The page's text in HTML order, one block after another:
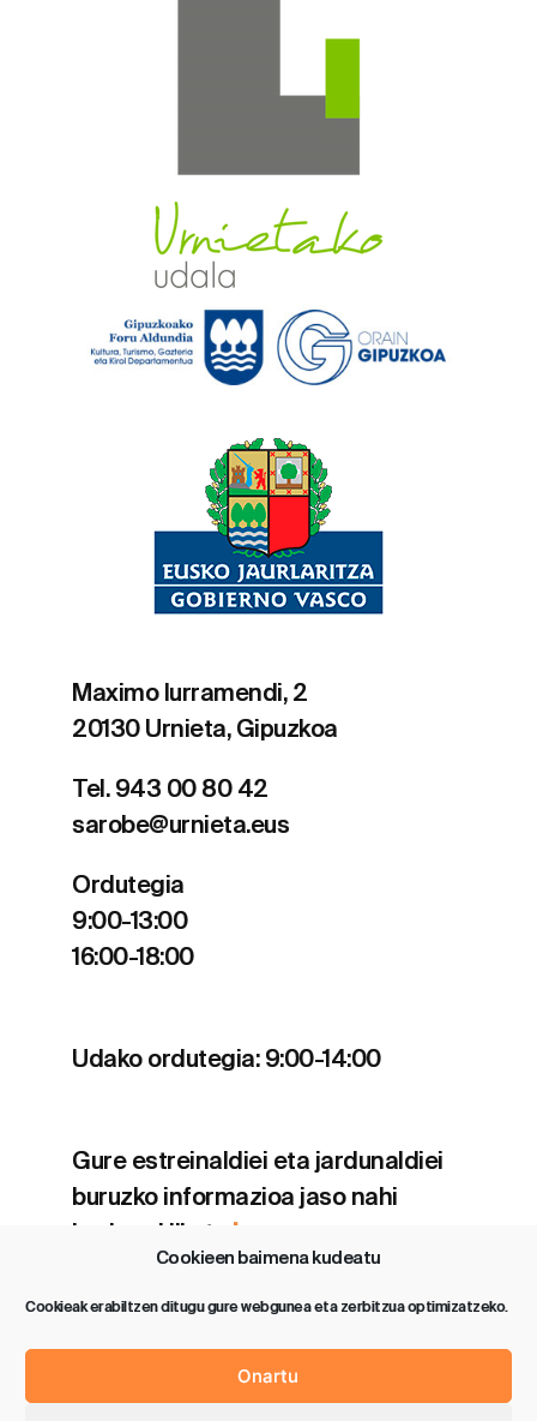
Cookieen baimena kudeatu
Cookieak erabiltzen ditugu gure webgunea eta zerbitzua optimizatzeko.
Onartu
Maximo Iurramendi, 2
20130 Urnieta, Gipuzkoa
Tel. 943 00 80 42
sarobe@urnieta.eus
Ordutegia
9:00-13:00
16:00-18:00
Udako ordutegia: 9:00-14:00
Gure estreinaldiei eta jardunaldiei
buruzko informazioa jaso nahi